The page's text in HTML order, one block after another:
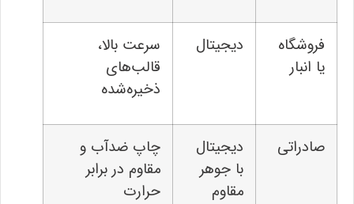
فروشگاه
یا انبار
دیجیتال
سرعت بالا،
قالب‌های
ذخیره‌شده
صادراتی
دیجیتال
با جوهر
مقاوم
چاپ ضدآب و
مقاوم در برابر
حرارت